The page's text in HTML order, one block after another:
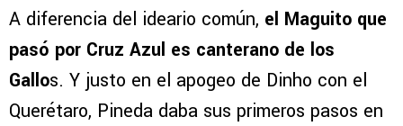
A diferencia del ideario común, el Maguito que
pasó por Cruz Azul es canterano de los
Gallos. Y justo en el apogeo de Dinho con el
Querétaro, Pineda daba sus primeros pasos en